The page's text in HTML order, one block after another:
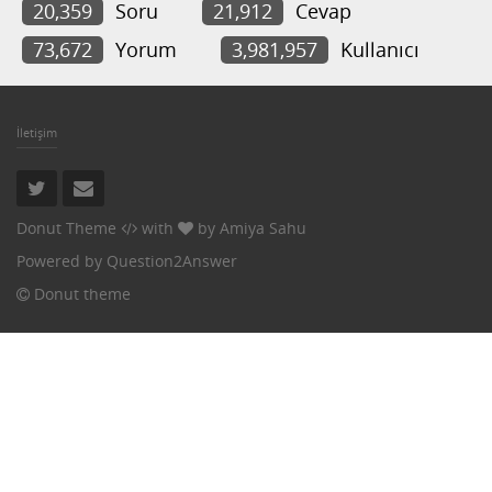
20,359 Soru 21,912
Cevap
73,672
Yorum 3,981,957 Kullanıcı
İletişim
Donut Theme with by Amiya Sahu
Powered by Question2Answer
Donut theme